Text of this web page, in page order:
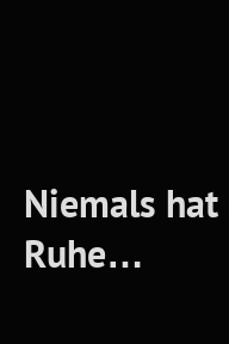
Niemals
Ruhe…